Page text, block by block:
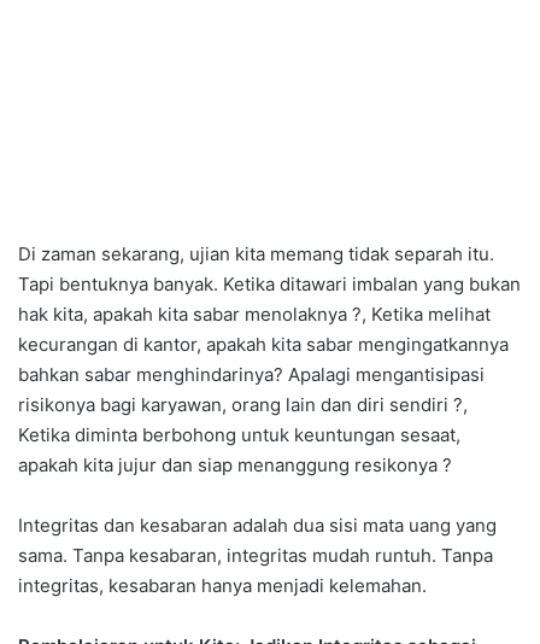
Di zaman sekarang, ujian kita memang tidak separah itu.
Tapi bentuknya banyak. Ketika ditawari imbalan yang bukan
hak kita, apakah kita sabar menolaknya ?, Ketika melihat
kecurangan di kantor, apakah kita sabar mengingatkannya
bahkan sabar menghindarinya? Apalagi mengantisipasi
risikonya bagi karyawan, orang lain dan diri sendiri ?,
Ketika diminta berbohong untuk keuntungan sesaat,
apakah kita jujur dan siap menanggung resikonya ?
Integritas dan kesabaran adalah dua sisi mata uang yang
sama. Tanpa kesabaran, integritas mudah runtuh. Tanpa
integritas, kesabaran hanya menjadi kelemahan.